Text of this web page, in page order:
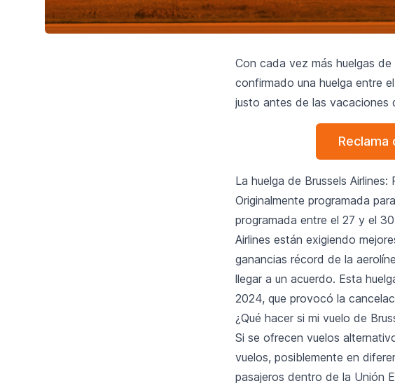
Con cada vez más huelgas de
confirmado una huelga entre
justo antes de las vacaciones
Reclama
La huelga de Brussels
Originalmente programada
programada entre el 27 y el
Airlines están exigiendo
ganancias récord de la
llegar a un acuerdo. Esta
2024, que provocó la
¿Qué hacer si mi vuelo de
Si se ofrecen vuelos
vuelos, posiblemente en
pasajeros dentro de la Unión